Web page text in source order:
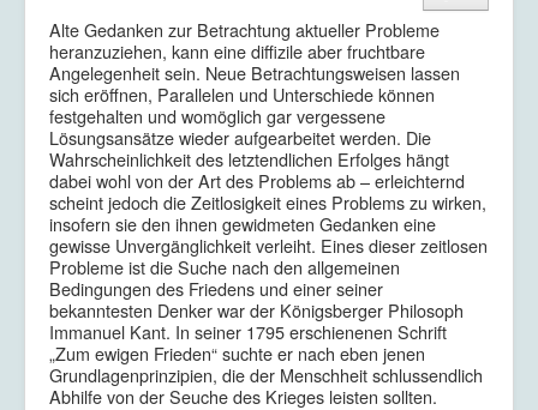
Alte Gedanken zur Betrachtung aktueller Probleme
heranzuziehen, kann eine diffizile aber fruchtbare
Angelegenheit sein. Neue Betrachtungsweisen lassen
sich eröffnen, Parallelen und Unterschiede können
festgehalten und womöglich gar vergessene
Lösungsansätze wieder aufgearbeitet werden. Die
Wahrscheinlichkeit des letztendlichen Erfolges hängt
dabei wohl von der Art des Problems ab – erleichternd
scheint jedoch die Zeitlosigkeit eines Problems zu wirken,
insofern sie den ihnen gewidmeten Gedanken eine
gewisse Unvergänglichkeit verleiht. Eines dieser zeitlosen
Probleme ist die Suche nach den allgemeinen
Bedingungen des Friedens und einer seiner
bekanntesten Denker war der Königsberger Philosoph
Immanuel Kant. In seiner 1795 erschienenen Schrift
„Zum ewigen Frieden“ suchte er nach eben jenen
Grundlagenprinzipien, die der Menschheit schlussendlich
Abhilfe von der Seuche des Krieges leisten sollten.